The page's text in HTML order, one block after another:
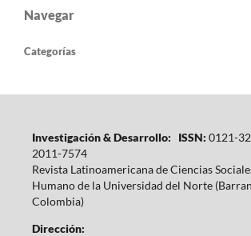
Navegar
Categorías
Investigación & Desarrollo: ISSN: 0121-
2011-7574
Revista Latinoamericana de Ciencias
Humano de la Universidad del Norte
Colombia)
Dirección: